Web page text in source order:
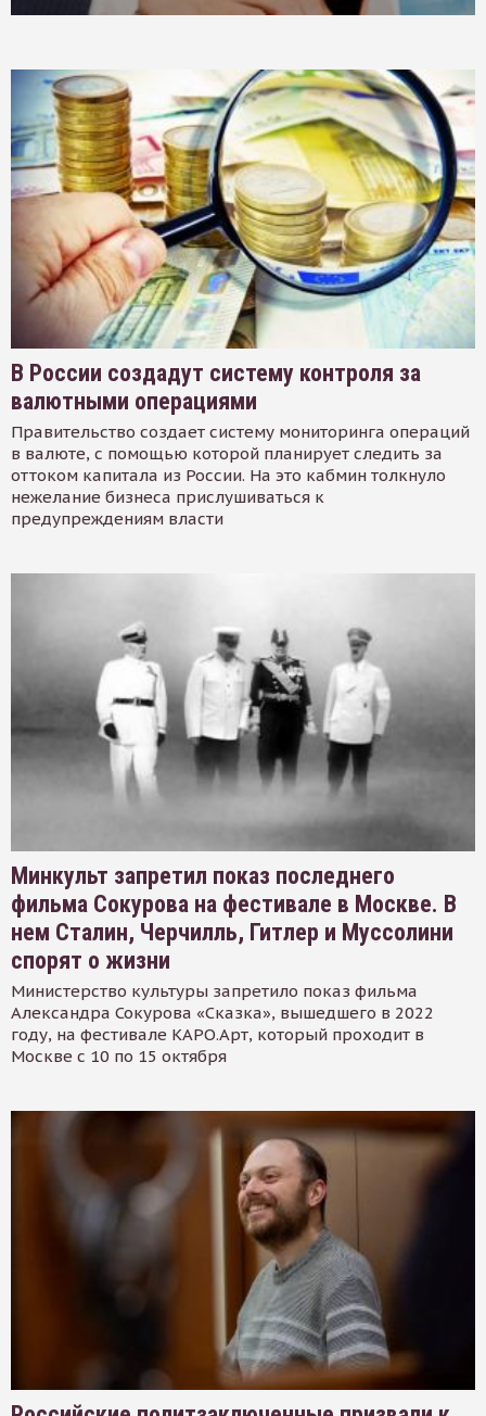
В России создадут систему контроля за
валютными операциями
Правительство создает систему мониторинга операций
в валюте, с помощью которой планирует следить за
оттоком капитала из России. На это кабмин толкнуло
нежелание бизнеса прислушиваться к
предупреждениям власти
Минкульт запретил показ последнего
фильма Сокурова на фестивале в Москве. В
нем Сталин, Черчилль, Гитлер и Муссолини
спорят о жизни
Министерство культуры запретило показ фильма
Александра Сокурова «Сказка», вышедшего в 2022
году, на фестивале КАРО.Арт, который проходит в
Москве с 10 по 15 октября